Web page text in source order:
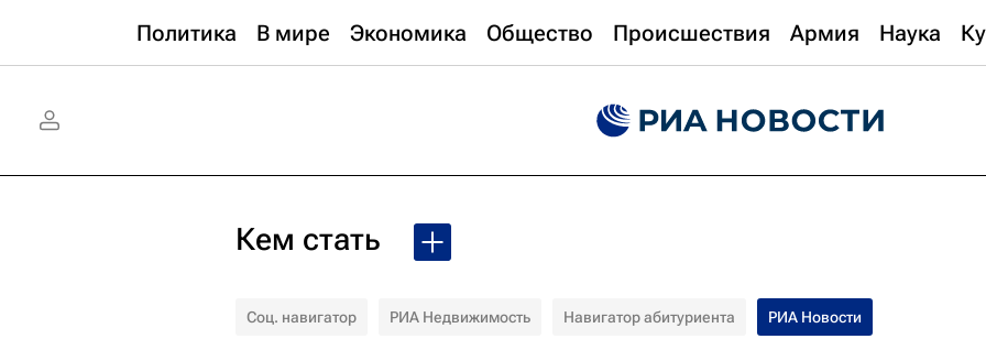
Политика В мире Экономика Общество Происшествия Армия Наука
Кем стать
Соц. навигатор РИА Недвижимость Навигатор абитуриента РИА Новости